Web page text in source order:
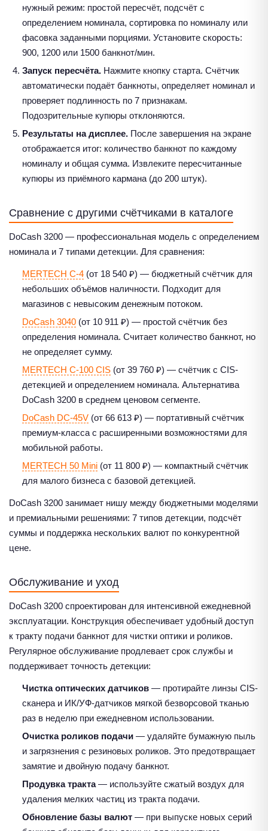
нужный режим: простой пересчёт, подсчёт с
определением номинала, сортировка по номиналу или
фасовка заданными порциями. Установите скорость:
900, 1200 или 1500 банкнот/мин.
Запуск пересчёта. Нажмите кнопку старта. Счётчик
автоматически подаёт банкноты, определяет номинал и
проверяет подлинность по 7 признакам.
Подозрительные купюры отклоняются.
Результаты на дисплее. После завершения на экране
отображается итог: количество банкнот по каждому
номиналу и общая сумма. Извлеките пересчитанные
купюры из приёмного кармана (до 200 штук).
Сравнение с другими счётчиками в каталоге
DoCash 3200 — профессиональная модель с определением
номинала и 7 типами детекции. Для сравнения:
MERTECH C-4 (от 18 540 ₽) — бюджетный счётчик для
небольших объёмов наличности. Подходит для
магазинов с невысоким денежным потоком.
DoCash 3040 (от 10 911 ₽) — простой счётчик без
определения номинала. Считает количество банкнот, но
не определяет сумму.
MERTECH C-100 CIS (от 39 760 ₽) — счётчик с CIS-
детекцией и определением номинала. Альтернатива
DoCash 3200 в среднем ценовом сегменте.
DoCash DC-45V (от 66 613 ₽) — портативный счётчик
премиум-класса с расширенными возможностями для
мобильной работы.
MERTECH 50 Mini (от 11 800 ₽) — компактный счётчик
для малого бизнеса с базовой детекцией.
DoCash 3200 занимает нишу между бюджетными моделями
и премиальными решениями: 7 типов детекции, подсчёт
суммы и поддержка нескольких валют по конкурентной
цене.
Обслуживание и уход
DoCash 3200 спроектирован для интенсивной ежедневной
эксплуатации. Конструкция обеспечивает удобный доступ
к тракту подачи банкнот для чистки оптики и роликов.
Регулярное обслуживание продлевает срок службы и
поддерживает точность детекции:
Чистка оптических датчиков — протирайте линзы CIS-
сканера и ИК/УФ-датчиков мягкой безворсовой тканью
раз в неделю при ежедневном использовании.
Очистка роликов подачи — удаляйте бумажную пыль
и загрязнения с резиновых роликов. Это предотвращает
замятие и двойную подачу банкнот.
Продувка тракта— используйте сжатый воздух для
удаления мелких частиц из тракта подачи.
Обновление базы валют — при выпуске новых серий